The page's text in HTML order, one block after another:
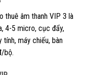
thuê âm thanh VIP 3 là
4-5 micro, cục đẩy,
máy chiếu, bàn
bộ.